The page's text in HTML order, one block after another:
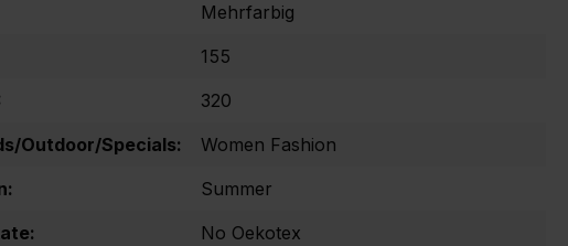
Mehrfarbig
155
320
Outdoor/Specials:
Women Fashion
Summer
No Oekotex